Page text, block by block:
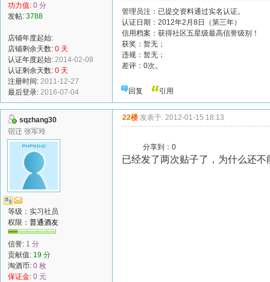
功力值: 0 分
发帖: 3788
店铺年度起始:
店铺剩余天数: 0 天
认证年度起始: 2014-02-08
认证剩余天数: 0 天
注册时间: 2011-12-27
最后登录: 2016-07-04
管理员注：已提交资料通过实名认证。
认证日期：2012年2月8日（第三年）
信用档案：获得社区五星级最高信誉级别！
获奖：暂无；
违规：暂无；
差评：0次。
回复 引用
sqzhang30
宿迁 张军玲
等级：实习社员
权限： 普通酒友
信誉: 1 分
贡献值: 19 分
淘酒币: 0 枚
保证金: 0 元
22楼 发表于: 2012-01-15 18:13
分享到： 0
已经发了两次贴子了，为什么还不